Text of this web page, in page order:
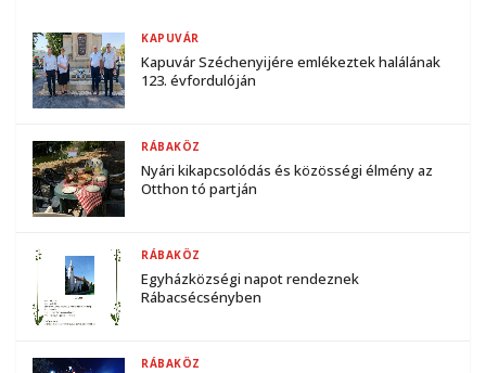
Kapuvár Széchenyijére emlékeztek halálának
123. évfordulóján
KAPUVÁR
Nyári kikapcsolódás és közösségi élmény az
Otthon tó partján
RÁBAKÖZ
Egyházközségi napot rendeznek
Rábacsécsényben
RÁBAKÖZ
RÁBAKÖZ